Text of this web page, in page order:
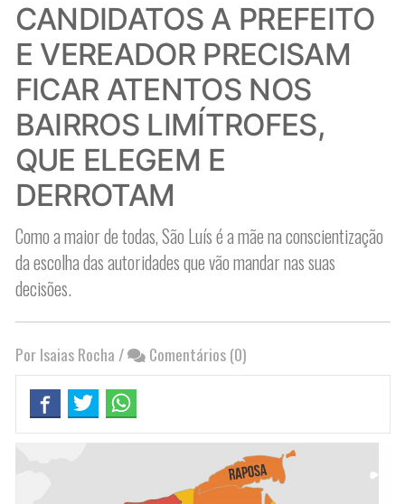
CANDIDATOS A PREFEITO
E VEREADOR PRECISAM
FICAR ATENTOS NOS
BAIRROS LIMÍTROFES,
QUE ELEGEM E
DERROTAM
Como a maior de todas, São Luís é a mãe na conscientização
da escolha das autoridades que vão mandar nas suas
decisões.
Por Isaias Rocha / Comentários (0)